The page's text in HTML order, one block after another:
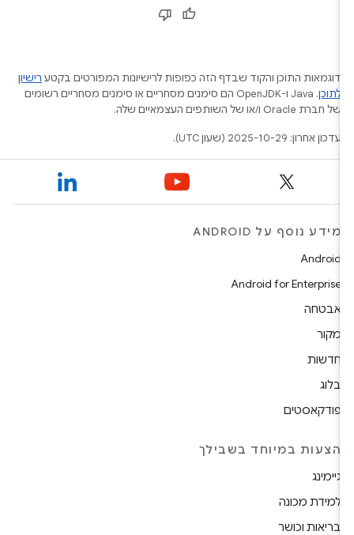
דוגמאות התוכן והקוד שבדף הזה כפופות לרישיונות המפורטים בקטערישיון
לתוכן
.‏ Java ו-OpenJDK הם סימנים מסחריים או סימנים מסחריים רשומים
של חברת Oracle ו/או של השותפים העצמאיים שלה.
עדכון אחרון: 2025-10-29 (שעון UTC).
מידע נוסף על ANDROID
Android
Android for Enterprise
אבטחה
מקור
חדשות
בלוג
פודקאסטים
הצעות במיוחד בשבילך
גיימינג
למידת מכונה
בריאות וכושר